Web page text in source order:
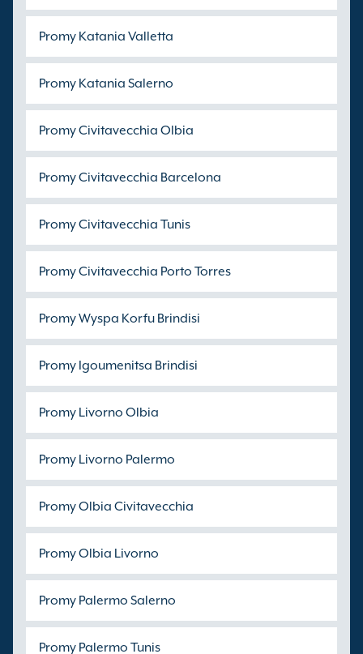
Promy Katania Valletta
Promy Katania Salerno
Promy Civitavecchia Olbia
Promy Civitavecchia Barcelona
Promy Civitavecchia Tunis
Promy Civitavecchia Porto Torres
Promy Wyspa Korfu Brindisi
Promy Igoumenitsa Brindisi
Promy Livorno Olbia
Promy Livorno Palermo
Promy Olbia Civitavecchia
Promy Olbia Livorno
Promy Palermo Salerno
Promy Palermo Tunis